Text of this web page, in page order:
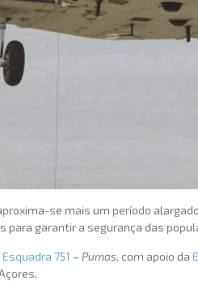
se mais um período
garantir a segurança das
Esquadra 751 – Pumas, com apoio da